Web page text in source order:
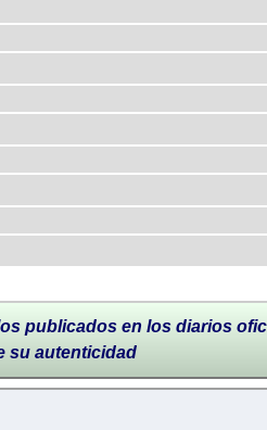
publicados en los diarios
su autenticidad